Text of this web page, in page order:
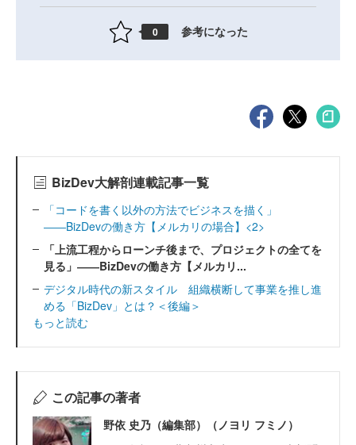
0 参考になった
BizDev大解剖連載記事一覧
「コードを書く以外の方法でビジネスを描く」
――BizDevの働き方【メルカリの場合】<2>
「上流工程からローンチ後まで、プロジェクトの全てを
見る」――BizDevの働き方【メルカリ...
デジタル時代の新スタイル 組織横断して事業を推し進
める「BizDev」とは？＜後編＞
もっと読む
この記事の著者
野依 史乃（編集部）（ノヨリ フミノ）